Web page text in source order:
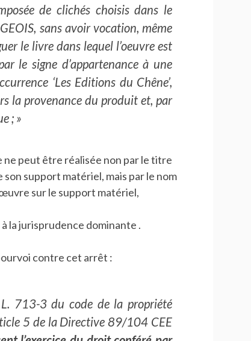
de clichés choisis dans le
sans avoir vocation, même
le livre dans lequel l’oeuvre est
le signe d’appartenance à une
‘Les Editions du Chêne’,
la provenance du produit et, par
; »
peut être réalisée non par le titre
support matériel, mais par le nom
sur le support matériel,
la jurisprudence dominante .
contre cet arrêt :
713-3 du code de la propriété
5 de la Directive 89/104 CEE